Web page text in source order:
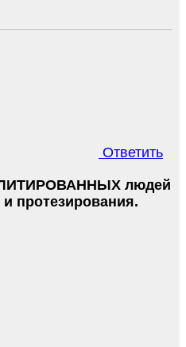
Ответить
людей
протезирования.